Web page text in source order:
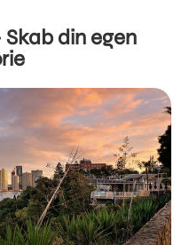
din egen